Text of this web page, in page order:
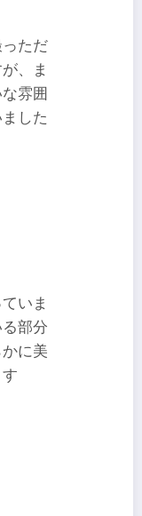
ただ
、ま
雰囲
した
いま
部分
に美